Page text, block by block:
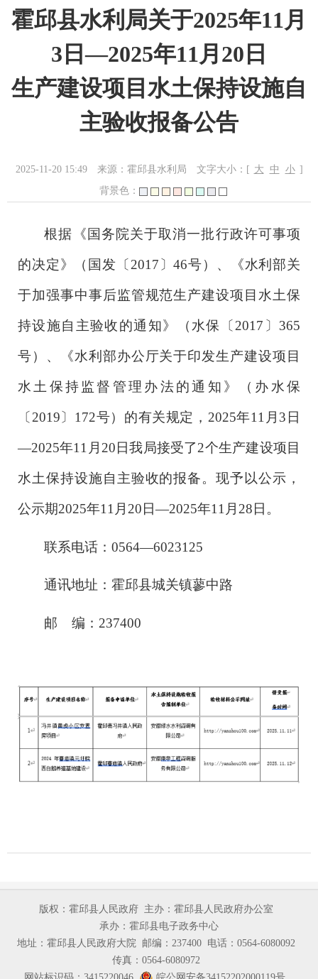
霍邱县水利局关于2025年11月
3日—2025年11月20日
生产建设项目水土保持设施自
主验收报备公告
2025-11-20 15:49 来源：霍邱县水利局 文字大小：[ 大 中 小 ]
背景色：
根据《国务院关于取消一批行政许可事项
的决定》（国发〔 2017〕46号）、《水利部关
于加强事中事后监管规范生产建设项目水土保
持设施自主验收的通知》（水保〔2017〕365
号）、《水利部办公厅关于印发生产建设项目
水土保持监督管理办法的通知》（办水保
〔2019〕172号）的有关规定，2025年11月3日
—2025年11月20日我局接受了2个生产建设项目
水土保持设施自主验收的报备。现予以公示，
公示期2025年11月20日—2025年11月28日。
联系电话：0564—6023125
通讯地址：霍邱县城关镇蓼中路
邮 编： 237400
版权：霍邱县人民政府 主办：霍邱县人民政府办公室
承办：霍邱县电子政务中心
地址：霍邱县人民政府大院 邮编：237400 电话：0564-6080092
传真：0564-6080972